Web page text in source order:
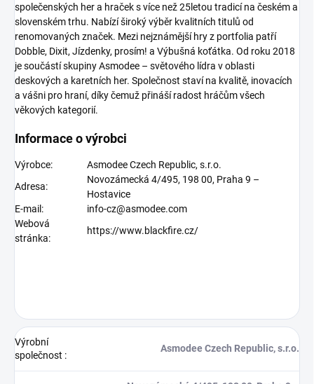
společenských her a hraček s více než 25letou tradicí na českém a
slovenském trhu. Nabízí široký výběr kvalitních titulů od
renomovaných značek. Mezi nejznámější hry z portfolia patří
Dobble, Dixit, Jízdenky, prosím! a Výbušná koťátka. Od roku 2018
je součástí skupiny Asmodee – světového lídra v oblasti
deskových a karetních her. Společnost staví na kvalitě, inovacích
a vášni pro hraní, díky čemuž přináší radost hráčům všech
věkových kategorií.
Informace o výrobci
Výrobce:
Asmodee Czech Republic, s.r.o.
Adresa:
Novozámecká 4/495, 198 00, Praha 9 –
Hostavice
E-mail:
info-cz@asmodee.com
Webová
stránka:
https://www.blackfire.cz/
Výrobní
společnost :
Asmodee Czech Republic, s.r.o.